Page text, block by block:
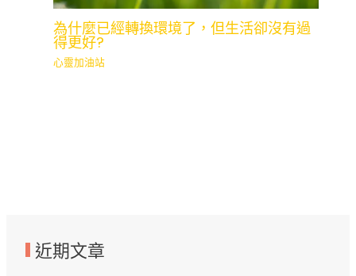
為什麼已經轉換環境了，但生活卻沒有過
得更好?
心靈加油站
近期文章